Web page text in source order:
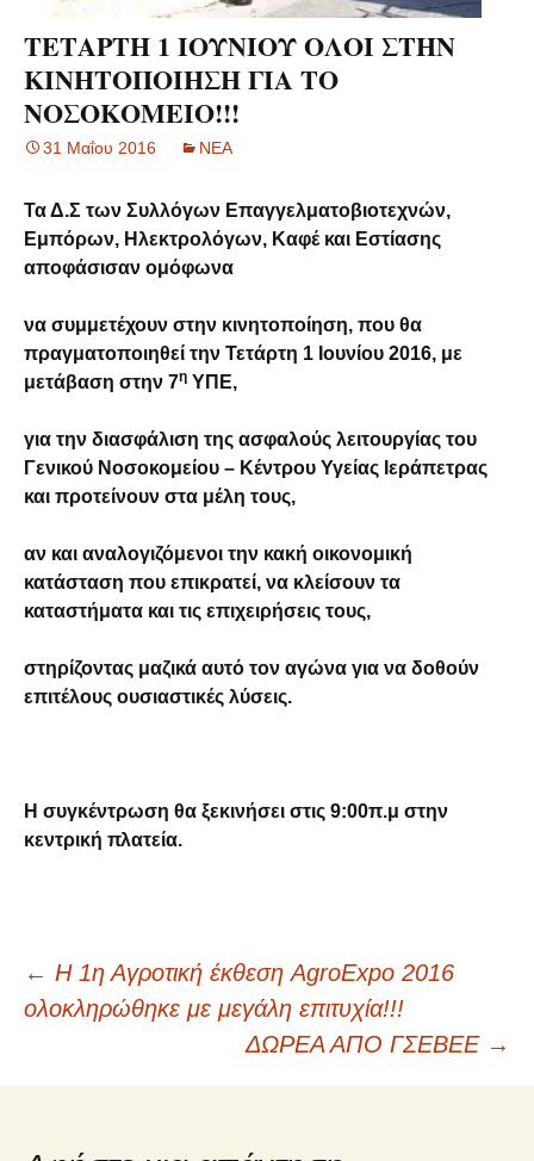
ΤΕΤΑΡΤΗ 1 ΙΟΥΝΙΟΥ ΟΛΟΙ ΣΤΗΝ
ΚΙΝΗΤΟΠΟΙΗΣΗ ΓΙΑ ΤΟ
ΝΟΣΟΚΟΜΕΙΟ!!!
31 Μαΐου 2016 ΝΕΑ
Τα Δ.Σ των Συλλόγων Επαγγελματοβιοτεχνών,
Εμπόρων, Ηλεκτρολόγων, Καφέ και Εστίασης
αποφάσισαν ομόφωνα
να συμμετέχουν στην κινητοποίηση, που θα
πραγματοποιηθεί την Τετάρτη 1 Ιουνίου 2016, με
μετάβαση στην 7η ΥΠΕ,
για την διασφάλιση της ασφαλούς λειτουργίας του
Γενικού Νοσοκομείου – Κέντρου Υγείας Ιεράπετρας
και προτείνουν στα μέλη τους,
αν και αναλογιζόμενοι την κακή οικονομική
κατάσταση που επικρατεί, να κλείσουν τα
καταστήματα και τις επιχειρήσεις τους,
στηρίζοντας μαζικά αυτό τον αγώνα για να δοθούν
επιτέλους ουσιαστικές λύσεις.
Η συγκέντρωση θα ξεκινήσει στις 9:00π.μ στην
κεντρική πλατεία.
Πλοήγηση
άρθρων
← Η 1η Αγροτική έκθεση AgroExpo 2016
ολοκληρώθηκε με μεγάλη επιτυχία!!!
ΔΩΡΕΑ ΑΠΟ ΓΣΕΒΕΕ →